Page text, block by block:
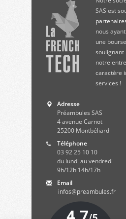
SAS est
nous
une
soulignant
notre
caractère
services !
Adresse
Préambules SAS
4 avenue Carnot
25200 Montbéliard
Téléphone
03 92 25 10 10
du lundi au vendredi
9h/12h 14h/17h
Email